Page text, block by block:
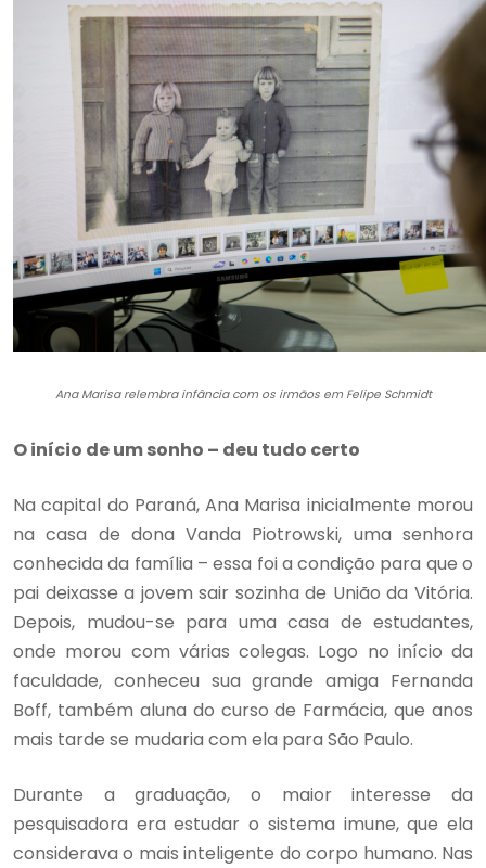
Ana Marisa relembra infância com os irmãos em Felipe Schmidt
O início de um sonho – deu tudo certo
Na capital do Paraná, Ana Marisa inicialmente morou
na casa de dona Vanda Piotrowski, uma senhora
conhecida da família – essa foi a condição para que o
pai deixasse a jovem sair sozinha de União da Vitória.
Depois, mudou-se para uma casa de estudantes,
onde morou com várias colegas. Logo no início da
faculdade, conheceu sua grande amiga Fernanda
Boff, também aluna do curso de Farmácia, que anos
mais tarde se mudaria com ela para São Paulo.
Durante a graduação, o maior interesse da
pesquisadora era estudar o sistema imune, que ela
considerava o mais inteligente do corpo humano. Nas